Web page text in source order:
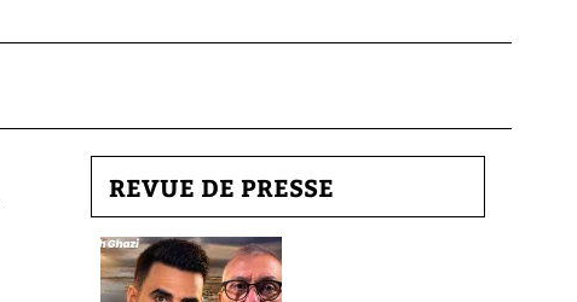
REVUE DE PRESSE